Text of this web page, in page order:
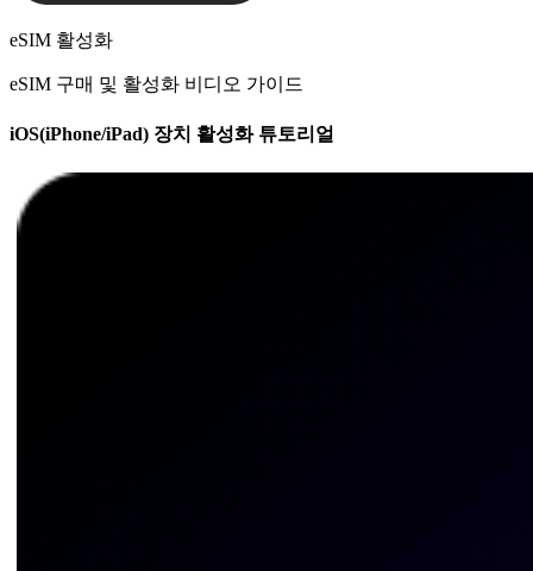
eSIM 활성화
eSIM 구매 및 활성화 비디오 가이드
iOS(iPhone/iPad) 장치 활성화 튜토리얼